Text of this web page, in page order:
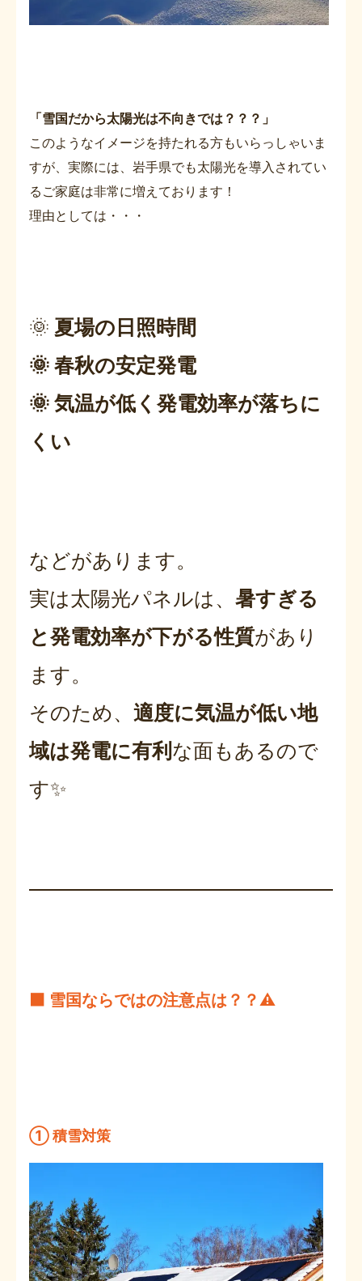
「雪国だから太陽光は不向きでは？？？」
このようなイメージを持たれる方もいらっしゃいま
すが、実際には、岩手県でも太陽光を導入されてい
るご家庭は非常に増えております！
理由としては・・・
🌞 夏場の日照時間
🌞 春秋の安定発電
🌞 気温が低く発電効率が落ちに
くい
などがあります。
実は太陽光パネルは、 暑すぎる
と発電効率が下がる性質があり
ます。
そのため、 適度に気温が低い地
域は発電に有利 な面もあるので
す✨
⬛ 雪国ならではの注意点は？？⚠️
① 積雪対策